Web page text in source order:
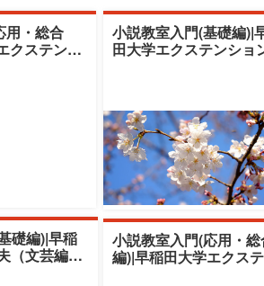
用・総合
クステンシ
小説教室入門(基礎編)|
田大学エクステンショ
礎編)|早稲
（文芸編集
小説教室入門(応用・
編)|早稲田大学エクス